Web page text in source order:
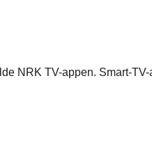
NRK TV-appen. Smart-